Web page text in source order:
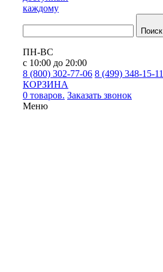
каждому
Поиск
ПН-ВС
с 10:00 до 20:00
8 (800) 302-77-06 8 (499) 348-15-11
КОРЗИНА
0 товаров. Заказать звонок
Меню